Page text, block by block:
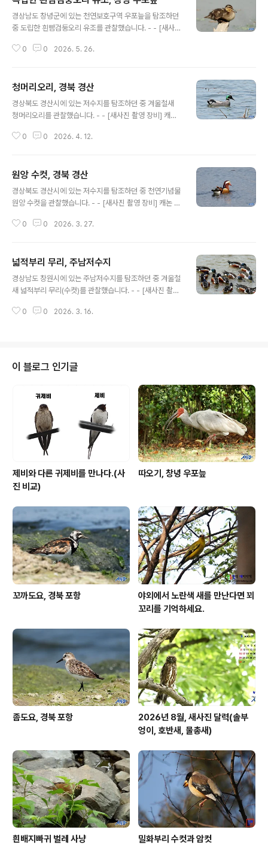
경상남도 창녕군에 있는 천연보호구역 우포늪을 탐조하던
중 도립한 흰빰검둥오리 유조를 관찰했습니다. - - [새사진
m, 컨버터 1.4X 산들강의새이야기
0 0 2026. 5. 26.
청머리오리, 경북 경산
경상북도 경산시에 있는 저수지를 탐조하던 중 겨울철새
청머리오리를 관찰했습니다. - - [새사진 촬영 장비] 캐논
산들강의새이야기
0 0 2026. 4. 12.
원앙 수컷, 경북 경산
경상북도 경산시에 있는 저수지를 탐조하던 중 천연기념물
원앙 수컷을 관찰했습니다. - - [새사진 촬영 장비] 캐논 미
야기0 0 2026. 3. 27.
넓적부리 무리, 주남저수지
경상남도 창원시에 있는 주남저수지를 탐조하던 중 겨울철
새 넓적부리 무리(수컷)를 관찰했습니다. - - [새사진 촬영
버터 1.4X 산들강의 새이야기
0 0 2026. 3. 16.
이 블로그 인기글
제비와 다른 귀제비를 만나다.(사
진 비교)
따오기, 창녕 우포늪
꼬까도요, 경북 포항
야외에서 노란색 새를 만난다면 꾀
꼬리를 기억하세요.
좀도요, 경북 포항
2026년 8월, 새사진 달력(솔부
엉이, 호반새, 물총새)
흰배지빠귀 벌레 사냥 밀화부리 수컷과 암컷